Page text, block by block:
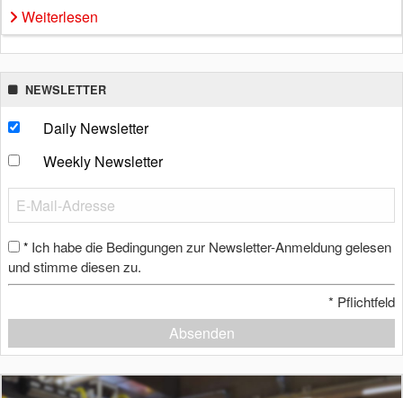
Weiterlesen
NEWSLETTER
Daily Newsletter
Weekly Newsletter
* Ich habe die Bedingungen zur Newsletter-Anmeldung gelesen
und stimme diesen zu.
* Pflichtfeld
Absenden